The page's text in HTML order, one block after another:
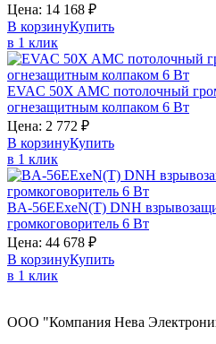
Цена: 14 168 ₽
В корзинуКупить
в 1 клик
EVAC 50XAMC потолочный
огнезащитным колпаком 6 Вт
Цена: 2 772 ₽
В корзинуКупить
в 1 клик
BA-56EExeN(T) DNH
громкоговоритель 6 Вт
Цена: 44 678 ₽
В корзинуКупить
в 1 клик
ООО "Компания Нева